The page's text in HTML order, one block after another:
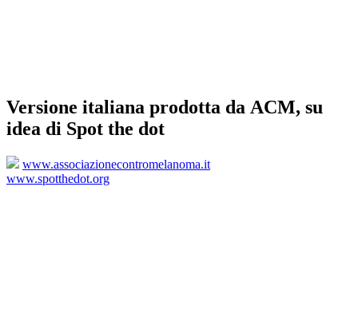
Versione italiana prodotta da ACM, su
idea di Spot the dot
www.associazionecontromelanoma.it
www.spotthedot.org